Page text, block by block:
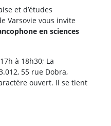
et d’études
Varsovie vous invite
en sciences
à 18h30; La
55 rue Dobra,
ouvert. Il se tient